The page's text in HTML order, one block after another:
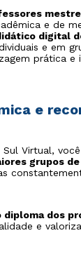
e de
digital
e em
prática e
e
Virtual,
grupos
diploma dos
e